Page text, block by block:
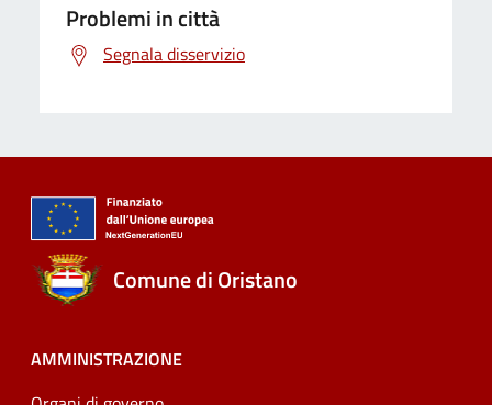
Problemi in città
Segnala disservizio
Comune di Oristano
AMMINISTRAZIONE